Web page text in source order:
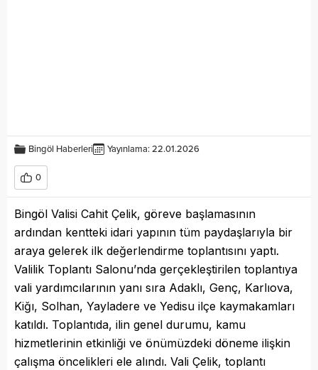
Bingöl Haberleri Yayınlama: 22.01.2026
0
Bingöl Valisi Cahit Çelik, göreve başlamasının
ardından kentteki idari yapının tüm paydaşlarıyla bir
araya gelerek ilk değerlendirme toplantısını yaptı.
Valilik Toplantı Salonu’nda gerçekleştirilen toplantıya
vali yardımcılarının yanı sıra Adaklı, Genç, Karlıova,
Kiğı, Solhan, Yayladere ve Yedisu ilçe kaymakamları
katıldı. Toplantıda, ilin genel durumu, kamu
hizmetlerinin etkinliği ve önümüzdeki döneme ilişkin
çalışma öncelikleri ele alındı. Vali Çelik, toplantı